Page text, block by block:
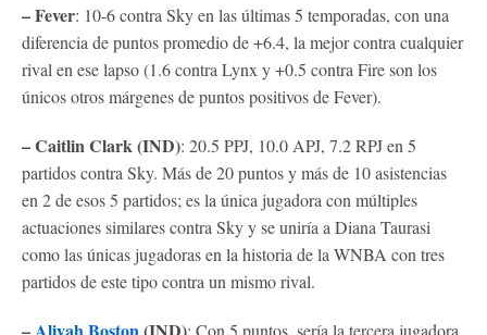
– Fever: 10-6 contra Sky en las últimas 5 temporadas, con una
diferencia de puntos promedio de +6.4, la mejor contra cualquier
rival en ese lapso (1.6 contra Lynx y +0.5 contra Fire son los
únicos otros márgenes de puntos positivos de Fever).
– Caitlin Clark (IND): 20.5 PPJ, 10.0 APJ, 7.2 RPJ en 5
partidos contra Sky. Más de 20 puntos y más de 10 asistencias
en 2 de esos 5 partidos; es la única jugadora con múltiples
actuaciones similares contra Sky y se uniría a Diana Taurasi
como las únicas jugadoras en la historia de la WNBA con tres
partidos de este tipo contra un mismo rival.
– Aliyah Boston (IND): Con 5 puntos, sería la tercera jugadora